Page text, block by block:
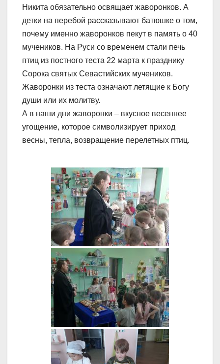
Никита обязательно освящает жаворонков. А
детки на перебой рассказывают батюшке о том,
почему именно жаворонков пекут в память о 40
мучеников. На Руси со временем стали печь
птиц из постного теста 22 марта к празднику
Сорока святых Севастийских мучеников.
Жаворонки из теста означают летящие к Богу
души или их молитву.
А в наши дни жаворонки – вкусное весеннее
угощение, которое символизирует приход
весны, тепла, возвращение перелетных птиц.